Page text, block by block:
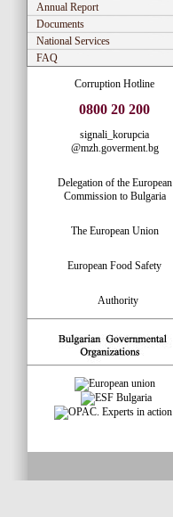
Annual Report
Documents
National Services
FAQ
Corruption Hotline
0800 20 200
signali_korupcia
@mzh.goverment.bg
Delegation of the European
Commission to Bulgaria
The European Union
European Food Safety
Authority